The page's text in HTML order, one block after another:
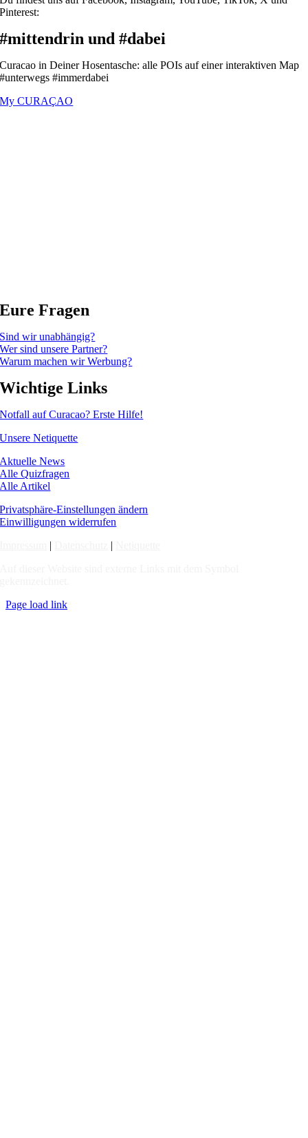
Pinterest:
#mittendrin und #dabei
Curacao in Deiner Hosentasche: alle POIs auf einer interaktiven Map
#unterwegs #immerdabei
My CURAÇAO
Eure Fragen
Sind wir unabhängig?
Wer sind unsere Partner?
Warum machen wir Werbung?
Wichtige Links
Notfall auf Curacao? Erste Hilfe!
Unsere Netiquette
Aktuelle News
Alle Quizfragen
Alle Artikel
Privatsphäre-Einstellungen ändern
Einwilligungen widerrufen
| |
Page load link